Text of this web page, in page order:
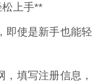
上手**
即使是新手也能轻
填写注册信息，